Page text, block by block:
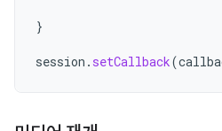
}
session . setCallback(